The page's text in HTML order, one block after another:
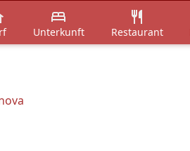
Unterkunft Restaurant